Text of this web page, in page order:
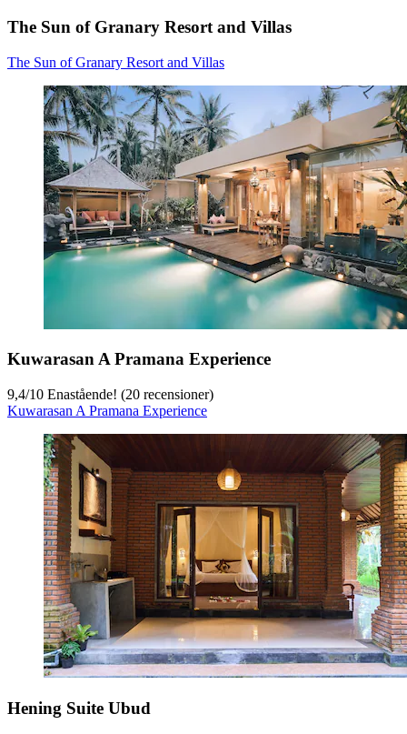
The Sun of Granary Resort and Villas
The Sun of Granary Resort and Villas
Kuwarasan A Pramana Experience
9,4/10 Enastående! (20 recensioner)
Kuwarasan A Pramana Experience
Hening Suite Ubud